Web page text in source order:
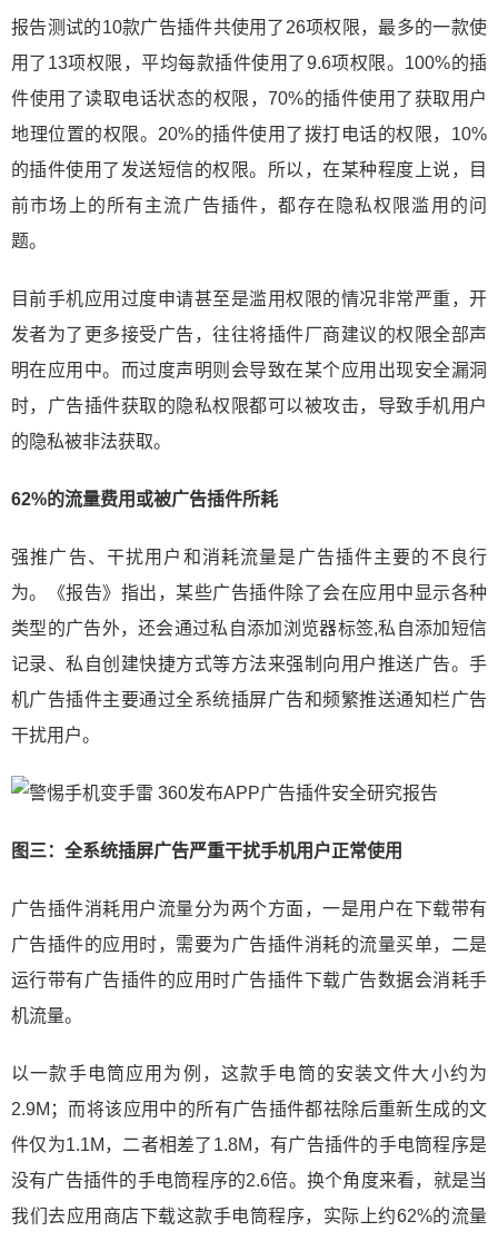
报告测试的10款广告插件共使用了26项权限，最多的一款使
用了13项权限，平均每款插件使用了9.6项权限。100%的插
件使用了读取电话状态的权限，70%的插件使用了获取用户
地理位置的权限。20%的插件使用了拨打电话的权限，10%
的插件使用了发送短信的权限。所以，在某种程度上说，目
前市场上的所有主流广告插件，都存在隐私权限滥用的问
题。
目前手机应用过度申请甚至是滥用权限的情况非常严重，开
发者为了更多接受广告，往往将插件厂商建议的权限全部声
明在应用中。而过度声明则会导致在某个应用出现安全漏洞
时，广告插件获取的隐私权限都可以被攻击，导致手机用户
的隐私被非法获取。
62%的流量费用或被广告插件所耗
强推广告、干扰用户和消耗流量是广告插件主要的不良行
为。《报告》指出，某些广告插件除了会在应用中显示各种
类型的广告外，还会通过私自添加浏览器标签,私自添加短信
记录、私自创建快捷方式等方法来强制向用户推送广告。手
机广告插件主要通过全系统插屏广告和频繁推送通知栏广告
干扰用户。
图三：全系统插屏广告严重干扰手机用户正常使用
广告插件消耗用户流量分为两个方面，一是用户在下载带有
广告插件的应用时，需要为广告插件消耗的流量买单，二是
运行带有广告插件的应用时广告插件下载广告数据会消耗手
机流量。
以一款手电筒应用为例，这款手电筒的安装文件大小约为
2.9M；而将该应用中的所有广告插件都祛除后重新生成的文
件仅为1.1M，二者相差了1.8M，有广告插件的手电筒程序是
没有广告插件的手电筒程序的2.6倍。换个角度来看，就是当
我们去应用商店下载这款手电筒程序，实际上约62%的流量